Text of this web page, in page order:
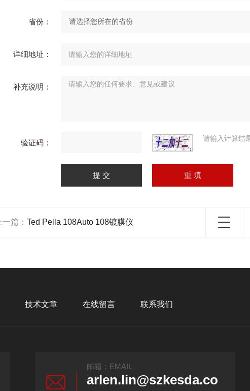
省份：
详细地址：
补充说明：
验证码： 请输入计算结
一篇： Ted Pella 108Auto 108镀膜仪
技术文章 在线留言 联系我们
邮箱：EMAIL
arlen.lin@szkesda.co